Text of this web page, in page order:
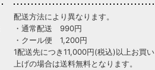
配送方法により異なります。
・通常配送 990円
・クール便 1,200円
1配送先につき11,000円(税込)以上お買い
上げの場合は送料無料となります。